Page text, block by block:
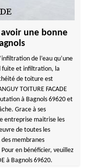
une bonne
de l’eau qu’une
fuite et infiltration, la
de toiture est
TOITURE FACADE
à Bagnols 69620 et
Grace à ses
entreprise maitrise les
de toutes les
membranes
en bénéficier, veuillez
à Bagnols 69620.